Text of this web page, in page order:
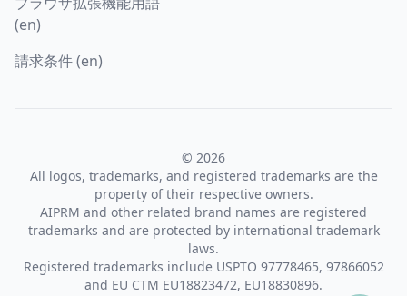
(en)
請求条件 (en)
© 2026
All logos, trademarks, and registered trademarks are the
property of their respective owners.
AIPRM and other related brand names are registered
trademarks and are protected by international trademark
laws.
Registered trademarks include USPTO 97778465, 97866052
and EU CTM EU18823472, EU18830896.